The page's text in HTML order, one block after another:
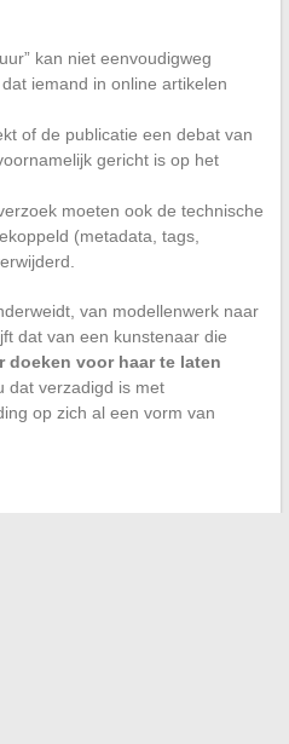
kan niet eenvoudigweg
iemand in online artikelen
of de publicatie een debat van
gericht is op het
moeten ook de technische
(metadata, tags,
van modellenwerk naar
dat van een kunstenaar die
doeken voor haar te laten
dat verzadigd is met
op zich al een vorm van